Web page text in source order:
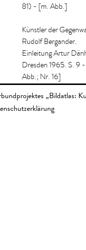
81) - [m. Abb.]
Künstler der
Rudolf Bergander.
Einleitung Artur
Dresden 1965. S. 9
Abb.; Nr. 16]
„Bildatlas: